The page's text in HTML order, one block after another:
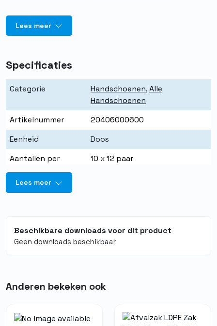
Lees meer
Specificaties
Categorie Handschoenen,Alle
Handschoenen
Artikelnummer
20406000600
Eenheid
Doos
Aantallen per
eenheid
10 x 12 paar
Lees meer
Beschikbare downloads voor dit product
Geen downloads beschikbaar
Anderen bekeken ook